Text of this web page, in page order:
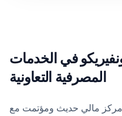
في الخدمات
المصرفية التعاونية
مالي حديث ومؤتمت مع